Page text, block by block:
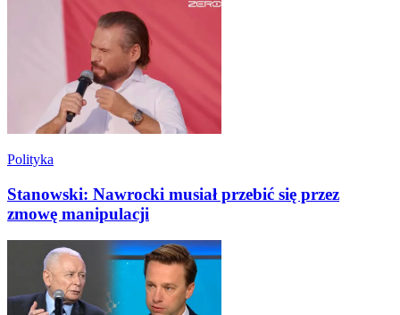
Polityka
Stanowski: Nawrocki musiał przebić się przez
zmowę manipulacji